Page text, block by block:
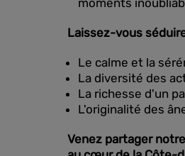
moments
Laissez-vous
Le calme et la
La diversité des
La richesse d'un
L'originalité des
Venez partager